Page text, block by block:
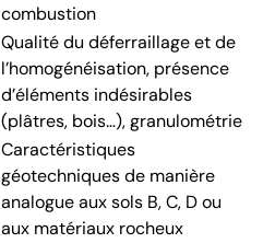
combustion
Qualité du déferraillage et de
l’homogénéisation, présence
d’éléments indésirables
(plâtres, bois…), granulométrie
Caractéristiques
géotechniques de manière
analogue aux sols B, C, D ou
aux matériaux rocheux